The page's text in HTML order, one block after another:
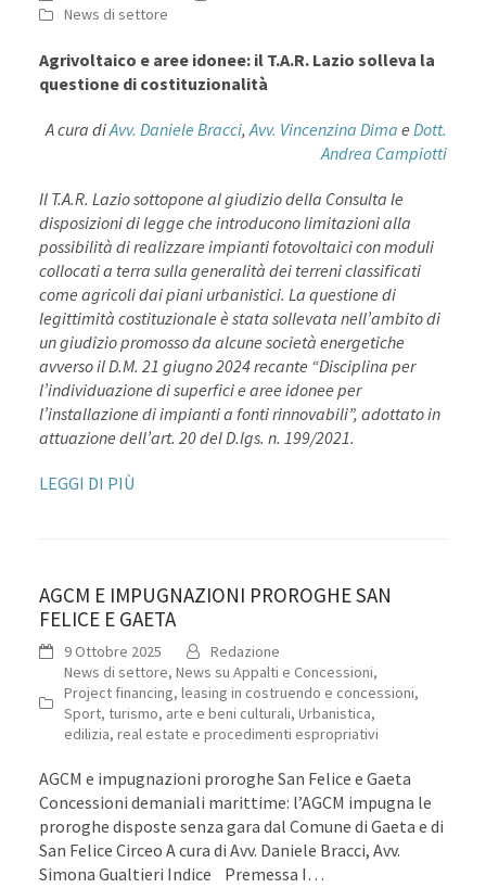
News di settore
Agrivoltaico e aree idonee: il T.A.R. Lazio solleva la
questione di costituzionalità
A cura diAvv. Daniele Bracci,Avv. Vincenzina Dima eDott.
Andrea Campiotti
Il T.A.R. Lazio sottopone al giudizio della Consulta le
disposizioni di legge che introducono limitazioni alla
possibilità di realizzare impianti fotovoltaici con moduli
collocati a terra sulla generalità dei terreni classificati
come agricoli dai piani urbanistici. La questione di
legittimità costituzionale è stata sollevata nell’ambito di
un giudizio promosso da alcune società energetiche
avverso il D.M. 21 giugno 2024 recante “Disciplina per
l’individuazione di superfici e aree idonee per
l’installazione di impianti a fonti rinnovabili”, adottato in
attuazione dell’art. 20 del D.lgs. n. 199/2021.
LEGGI DI PIÙ
AGCM E IMPUGNAZIONI PROROGHE SAN
FELICE E GAETA
9 Ottobre 2025
Redazione
News di settore, News su Appalti e Concessioni,
Project financing, leasing in costruendo e concessioni,
Sport, turismo, arte e beni culturali, Urbanistica,
edilizia, real estate e procedimenti espropriativi
AGCM e impugnazioni proroghe San Felice e Gaeta
Concessioni demaniali marittime: l’AGCM impugna le
proroghe disposte senza gara dal Comune di Gaeta e di
San Felice Circeo A cura di Avv. Daniele Bracci, Avv.
Simona Gualtieri Indice Premessa I…